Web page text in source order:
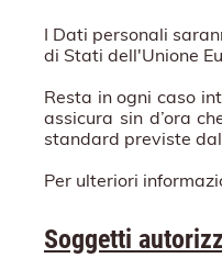
I Dati personali
di Stati dell'Unione
Resta in ogni caso
assicura sin d’ora
standard previste
Per ulteriori
Soggetti